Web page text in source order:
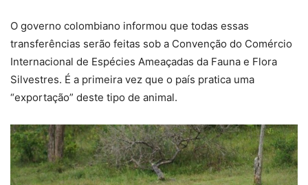
O governo colombiano informou que todas essas
transferências serão feitas sob a Convenção do Comércio
Internacional de Espécies Ameaçadas da Fauna e Flora
Silvestres. É a primeira vez que o país pratica uma
“exportação” deste tipo de animal.